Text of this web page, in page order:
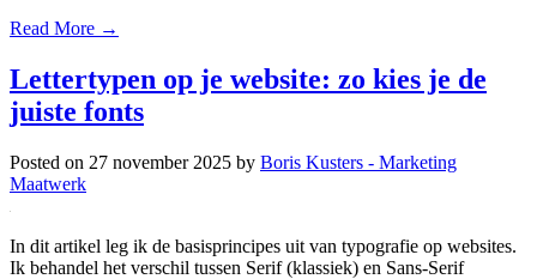
Read More →
Lettertypen op je website: zo kies je de
juiste fonts
Posted on 27 november 2025 by Boris Kusters - Marketing
Maatwerk
In dit artikel leg ik de basisprincipes uit van typografie op websites.
Ik behandel het verschil tussen Serif (klassiek) en Sans-Serif